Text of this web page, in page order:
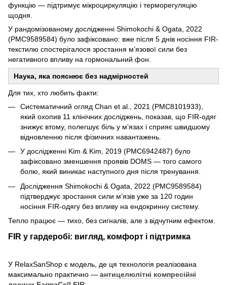
функцію — підтримує мікроциркуляцію і терморегуляцію
щодня.
У рандомізованому дослідженні Shimokochi & Ogata, 2022
(PMC9589584) було зафіксовано: вже після 5 днів носіння FIR-
текстилю спостерігалося зростання м’язової сили без
негативного впливу на гормональний фон.
Наука, яка пояснює без надмірностей
Для тих, хто любить факти:
Систематичний огляд Chan et al., 2021 (PMC8101933),
який охопив 11 клінічних досліджень, показав, що FIR-одяг
знижує втому, полегшує біль у м’язах і сприяє швидшому
відновленню після фізичних навантажень.
У дослідженні Kim & Kim, 2019 (PMC6942487) було
зафіксовано зменшення проявів DOMS — того самого
болю, який виникає наступного дня після тренування.
Дослідження Shimokochi & Ogata, 2022 (PMC9589584)
підтверджує зростання сили м’язів уже за 120 годин
носіння FIR-одягу без впливу на ендокринну систему.
Тепло працює — тихо, без сигналів, але з відчутним ефектом.
FIR у гардеробі: вигляд, комфорт і підтримка
У RelaxSanShop є модель, де ця технологія реалізована
максимально практично — антицелюлітні компресійні